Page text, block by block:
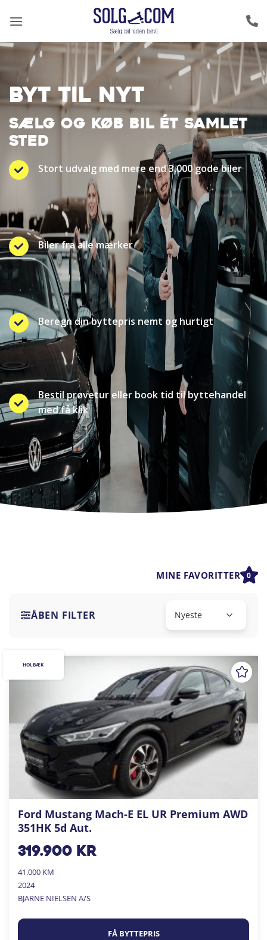
BYT TIL NYT
SÆLG OG KØB BIL ÉT SAMLET
STED
Stort udvalg med mere end 3.000 gode biler
Biler fra alle mærker
Beregn din byttepris nemt og hurtigt
Bestil prøvetur eller book tid til byttehandel
med få klik
MINE FAVORITTER 0
ÅBEN FILTER
Ford Mustang Mach-E EL UR Premium AWD
351HK 5d Aut.
319.900kr
41.000 KM
2024
BJARNE NIELSEN A/S
FÅ BYTTEPRIS
HOLBÆK